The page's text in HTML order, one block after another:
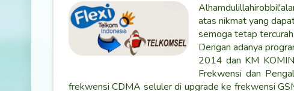
atas nikmat yang
semoga tetap
Dengan adanya
2014 dan KM
Frekwensi dan
frekwensi CDMA seluler di upgrade ke frekwensi